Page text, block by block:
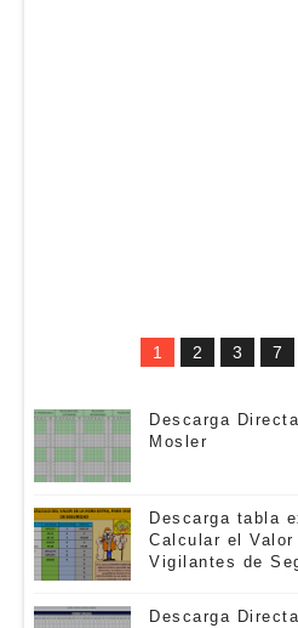
1 2 3 7
Descarga
Mosler
Descarga tabla
Calcular el
Vigilantes de
Descarga